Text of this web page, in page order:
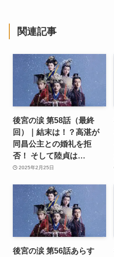
関連記事
後宮の涙 第58話（最終
回）｜結末は！？高湛が
同昌公主との婚礼を拒
否！ そして陸貞は…
2025年2月25日
後宮の涙 第56話あらす